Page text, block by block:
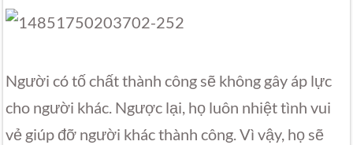
Người có tố chất thành công sẽ không gây áp lực
cho người khác. Ngược lại, họ luôn nhiệt tình vui
vẻ giúp đỡ người khác thành công. Vì vậy, họ sẽ